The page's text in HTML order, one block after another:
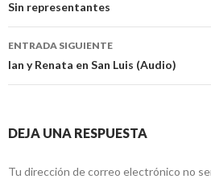
de
entradas
Sin representantes
ENTRADA SIGUIENTE
Ian y Renata en San Luis (Audio)
DEJA UNA RESPUESTA
Tu dirección de correo electrónico no